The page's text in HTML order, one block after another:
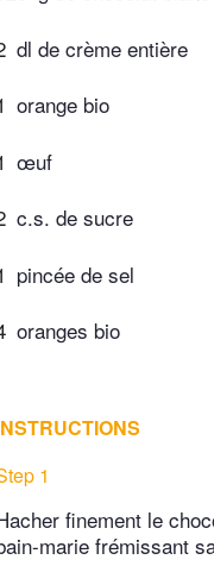
dl de crème entière
orange bio
œuf
c.s. de sucre
pincée de sel
oranges bio
1
finement le
marie frémissant